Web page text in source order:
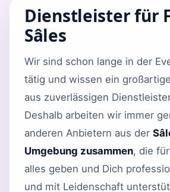
Dienstleister für
Sâles
Wir sind schon lange in der
tätig und wissen ein
aus zuverlässigen
Deshalb arbeiten wir immer
anderen Anbietern aus der
Umgebung zusammen, die
alles geben und Dich
und mit Leidenschaft